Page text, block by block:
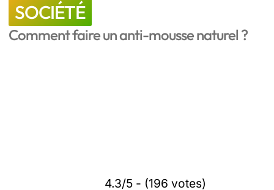
SOCIÉTÉ
Comment faire un anti-mousse naturel ?
4.3/5 - (196 votes)